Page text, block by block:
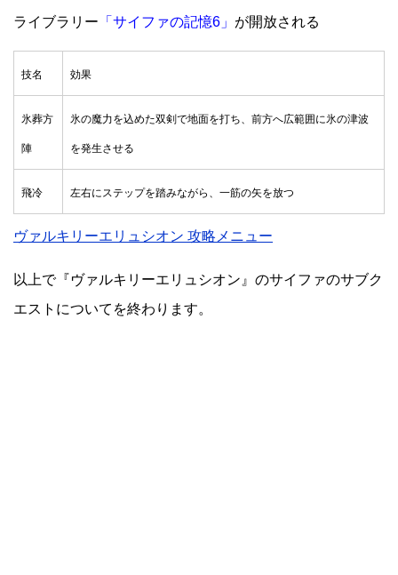
ライブラリー 「サイファの記憶6」 が開放される
技名 効果
氷葬方
陣
氷の魔力を込めた双剣で地面を打ち、前方へ広範囲に氷の津波
を発生させる
飛冷 左右にステップを踏みながら、一筋の矢を放つ
ヴァルキリーエリュシオン 攻略メニュー
以上で『ヴァルキリーエリュシオン』のサイファのサブク
エストについてを終わります。